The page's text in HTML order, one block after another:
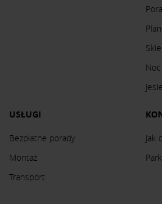
USŁUGI
Bezpłatne porady
Montaż
Transport
Jak